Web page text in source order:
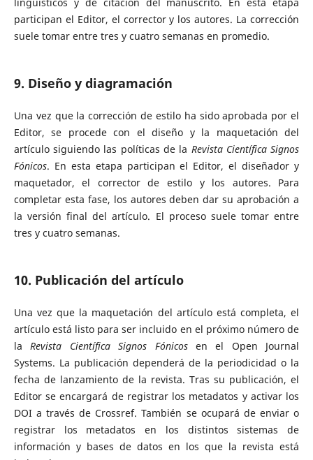
participan el Editor, el corrector y los autores. La corrección
suele tomar entre tres y cuatro semanas en promedio.
9. Diseño y diagramación
Una vez que la corrección de estilo ha sido aprobada por el
Editor, se procede con el diseño y la maquetación del
artículo siguiendo las políticas de la Revista Científica Signos
Fónicos. En esta etapa participan el Editor, el diseñador y
maquetador, el corrector de estilo y los autores. Para
completar esta fase, los autores deben dar su aprobación a
la versión final del artículo. El proceso suele tomar entre
tres y cuatro semanas.
10. Publicación del artículo
Una vez que la maquetación del artículo está completa, el
artículo está listo para ser incluido en el próximo número de
laRevista Científica Signos Fónicosen el Open Journal
Systems. La publicación dependerá de la periodicidad o la
fecha de lanzamiento de la revista. Tras su publicación, el
Editor se encargará de registrar los metadatos y activar los
DOI a través de Crossref. También se ocupará de enviar o
registrar los metadatos en los distintos sistemas de
información y bases de datos en los que la revista está